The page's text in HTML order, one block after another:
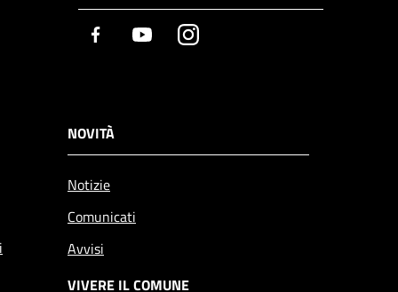
Facebook YoutubeInstagram
NOVITÀ
Notizie
Comunicati
Avvisi
VIVERE IL COMUNE